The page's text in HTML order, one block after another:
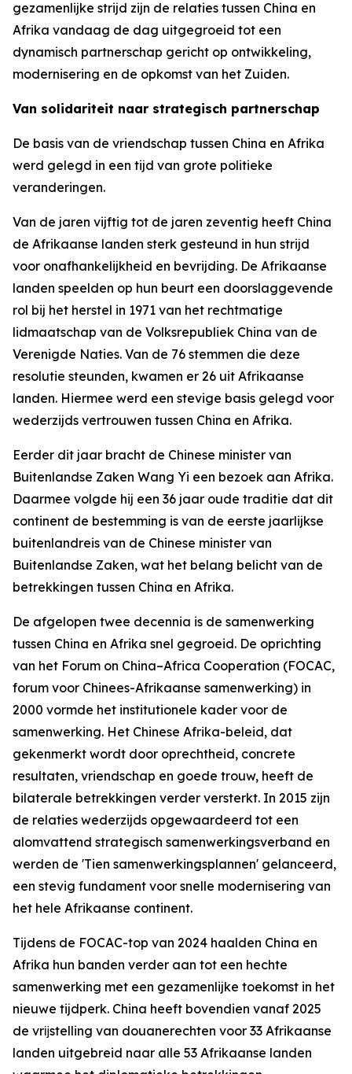
gezamenlijke strijd zijn de relaties tussen China en
Afrika vandaag de dag uitgegroeid tot een
dynamisch partnerschap gericht op ontwikkeling,
modernisering en de opkomst van het Zuiden.
Van solidariteit naar strategisch partnerschap
De basis van de vriendschap tussen China en Afrika
werd gelegd in een tijd van grote politieke
veranderingen.
Van de jaren vijftig tot de jaren zeventig heeft China
de Afrikaanse landen sterk gesteund in hun strijd
voor onafhankelijkheid en bevrijding. De Afrikaanse
landen speelden op hun beurt een doorslaggevende
rol bij het herstel in 1971 van het rechtmatige
lidmaatschap van de Volksrepubliek China van de
Verenigde Naties. Van de 76 stemmen die deze
resolutie steunden, kwamen er 26 uit Afrikaanse
landen. Hiermee werd een stevige basis gelegd voor
wederzijds vertrouwen tussen China en Afrika.
Eerder dit jaar bracht de Chinese minister van
Buitenlandse Zaken Wang Yi een bezoek aan Afrika.
Daarmee volgde hij een 36 jaar oude traditie dat dit
continent de bestemming is van de eerste jaarlijkse
buitenlandreis van de Chinese minister van
Buitenlandse Zaken, wat het belang belicht van de
betrekkingen tussen China en Afrika.
De afgelopen twee decennia is de samenwerking
tussen China en Afrika snel gegroeid. De oprichting
van het Forum on China–Africa Cooperation (FOCAC,
forum voor Chinees-Afrikaanse samenwerking) in
2000 vormde het institutionele kader voor de
samenwerking. Het Chinese Afrika-beleid, dat
gekenmerkt wordt door oprechtheid, concrete
resultaten, vriendschap en goede trouw, heeft de
bilaterale betrekkingen verder versterkt. In 2015 zijn
de relaties wederzijds opgewaardeerd tot een
alomvattend strategisch samenwerkingsverband en
werden de 'Tien samenwerkingsplannen' gelanceerd,
een stevig fundament voor snelle modernisering van
het hele Afrikaanse continent.
Tijdens de FOCAC-top van 2024 haalden China en
Afrika hun banden verder aan tot een hechte
samenwerking met een gezamenlijke toekomst in het
nieuwe tijdperk. China heeft bovendien vanaf 2025
de vrĳstelling van douanerechten voor 33 Afrikaanse
landen uitgebreid naar alle 53 Afrikaanse landen